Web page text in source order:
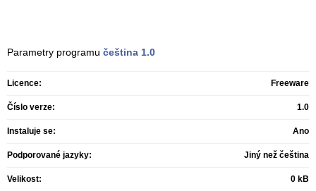
Parametry programu čeština 1.0
Licence: Freeware
Číslo verze: 1.0
Instaluje se: Ano
Podporované jazyky: Jiný než čeština
Velikost: 0 kB